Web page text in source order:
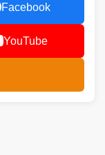
Facebook
YouTube